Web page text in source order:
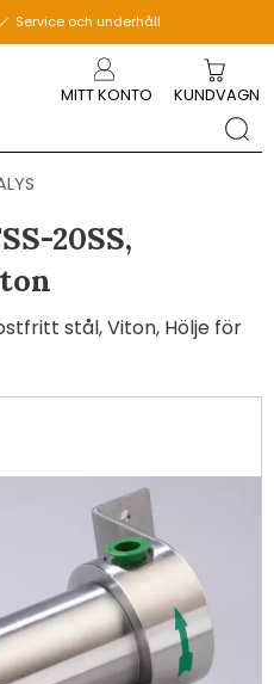
Service och underhåll
MITT KONTO KUNDVAGN
20SS,
stål, Viton, Hölje för